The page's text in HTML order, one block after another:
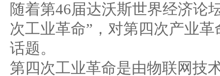
随着第46届达沃斯世界经济论
次工业革命”，对第四次产业
话题。
第四次工业革命是由物联网技